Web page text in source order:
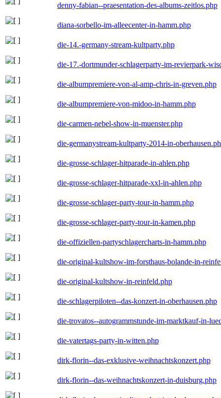
denny-fabian--praesentation-des-albums-zeitlos.php
diana-sorbello-im-alleecenter-in-hamm.php
die-14.-germany-stream-kultparty.php
die-17.-dortmunder-schlagerparty-im-revierpark-
die-albumpremiere-von-al-amp-chris-in-greven.php
die-albumpremiere-von-midoo-in-hamm.php
die-carmen-nebel-show-in-muenster.php
die-germanystream-kultparty-2014-in-
die-grosse-schlager-hitparade-in-ahlen.php
die-grosse-schlager-hitparade-xxl-in-ahlen.php
die-grosse-schlager-party-tour-in-hamm.php
die-grosse-schlager-party-tour-in-kamen.php
die-offiziellen-partyschlagercharts-in-hamm.php
die-original-kultshow-im-forsthaus-bolande-in-
die-original-kultshow-in-reinfeld.php
die-schlagerpiloten--das-konzert-in-oberhausen.php
die-trovatos--autogrammstunde-im-marktkauf-in-
die-vatertags-party-in-witten.php
dirk-florin--das-exklusive-weihnachtskonzert.php
dirk-florin--das-weihnachtskonzert-in-duisburg.php